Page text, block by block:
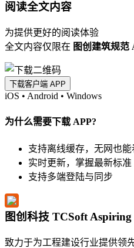
阅读全文内容
为提供更好的阅读体验
全文内容仅限在 图创建筑规范
下载客户端 APP
iOS • Android • Windows
为什么需要下载 APP?
支持离线缓存，无网也能
实时更新，掌握最新标准
支持多端登陆与同步
图创科技 TCSoft Aspiring
致力于为工程建设行业提供领